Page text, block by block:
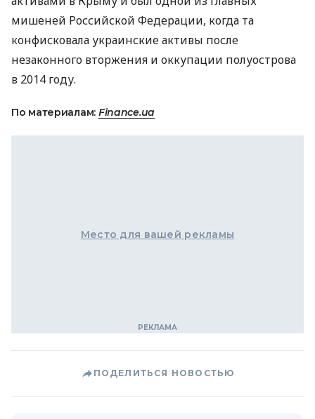
мишеней Российской Федерации, когда та
конфисковала украинские активы после
незаконного вторжения и оккупации полуострова
в 2014 году.
По материалам: Finance.ua
Место для вашей рекламы
ПОДЕЛИТЬСЯ НОВОСТЬЮ